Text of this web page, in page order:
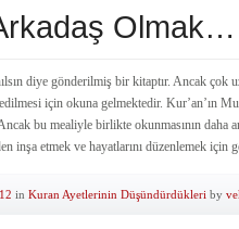
Olmak…
diye gönderilmiş bir kitaptır. Ancak çok
için okuna gelmektedir. Kur’an’ın
bu mealiyle birlikte okunmasının daha
inşa etmek ve hayatlarını düzenlemek için
in Kuran Ayetlerinin Düşündürdükleri by